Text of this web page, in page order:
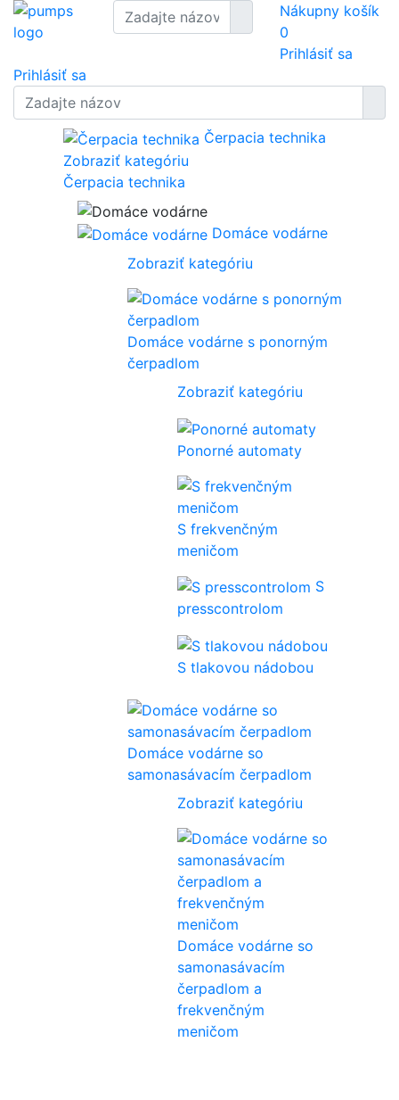
Nákupny košík
0
Prihlásiť sa
Prihlásiť sa
Čerpacia technika
Zobraziť kategóriu
Čerpacia technika
Domáce vodárne
Zobraziť kategóriu
Domáce vodárne s ponorným
čerpadlom
Zobraziť kategóriu
Ponorné automaty
S frekvenčným
meničom
S
presscontrolom
S tlakovou nádobou
Domáce vodárne so
samonasávacím čerpadlom
Zobraziť kategóriu
Domáce vodárne so
samonasávacím
čerpadlom a
frekvenčným
meničom